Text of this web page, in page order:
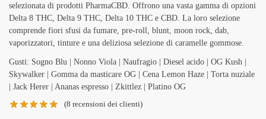
selezionata di prodotti PharmaCBD. Offrono una vasta gamma di opzioni
Delta 8 THC, Delta 9 THC, Delta 10 THC e CBD. La loro selezione
comprende fiori sfusi da fumare, pre-roll, blunt, moon rock, dab,
vaporizzatori, tinture e una deliziosa selezione di caramelle gommose.
Gusti: Sogno Blu | Nonno Viola | Naufragio | Diesel acido | OG Kush |
Skywalker | Gomma da masticare OG | Cena Lemon Haze | Torta nuziale
| Jack Herer | Ananas espresso | Zkittlez | Platino OG
(8 recensioni dei clienti)